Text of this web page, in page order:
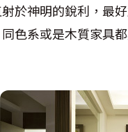
於神明的銳利，最
色系或是木質家具